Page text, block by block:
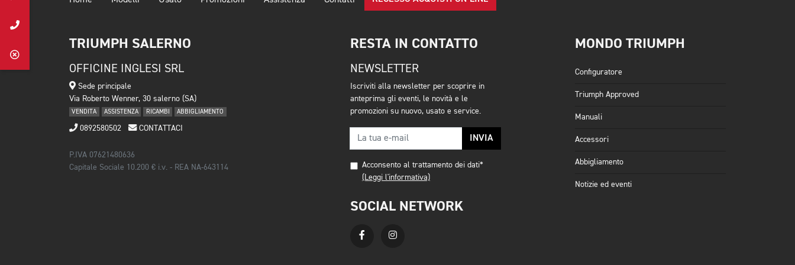
TRIUMPH SALERNO
OFFICINE INGLESI SRL
Sede principale
Via Roberto Wenner, 30 salerno (SA)
VENDITA ASSISTENZA RICAMBI ABBIGLIAMENTO
0892580502 CONTATTACI
P.IVA 07621480636
Capitale Sociale 10.200 € i.v. - REA NA-643114
RESTA IN CONTATTO
NEWSLETTER
Iscriviti alla newsletter per scoprire in
anteprima gli eventi, le novità e le
promozioni su nuovo, usato e service.
INVIA
Acconsento al trattamento dei dati*
(Leggi l'informativa)
SOCIAL NETWORK
MONDO TRIUMPH
Configuratore
Triumph Approved
Manuali
Accessori
Abbigliamento
Notizie ed eventi